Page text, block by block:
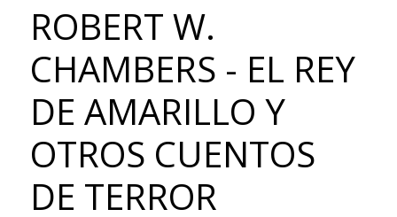
ROBERT W.
CHAMBERS - EL REY
DE AMARILLO Y
OTROS CUENTOS
DE TERROR